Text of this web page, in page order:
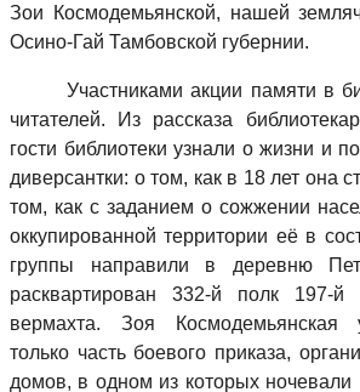
Зои Космодемьянской, нашей
Осино-Гай Тамбовской губернии.
Участниками акции памяти в
читателей. Из рассказа
гости библиотеки узнали о жизни и
диверсантки: о том, как в 18 лет она
том, как с заданием о сожжении
оккупированной территории её в
группы направили в деревню
расквартирован 332-й полк 197-й
вермахта. Зоя
Космодемьянская
только часть боевого приказа,
домов, в одном из которых ночевали